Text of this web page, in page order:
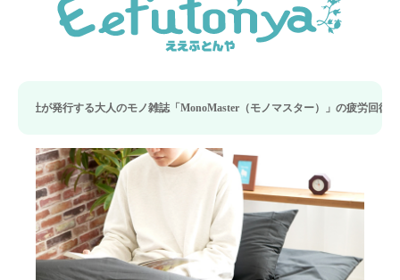
のモノ雑誌「MonoMaster（モノマスター）」の疲労回復・睡眠の向上特集に当